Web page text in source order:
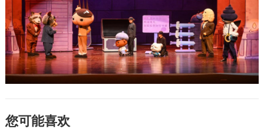
您可能喜欢